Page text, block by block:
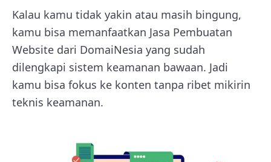
Kalau kamu tidak yakin atau masih bingung,
kamu bisa memanfaatkan Jasa Pembuatan
Website dari DomaiNesia yang sudah
dilengkapi sistem keamanan bawaan. Jadi
kamu bisa fokus ke konten tanpa ribet mikirin
teknis keamanan.